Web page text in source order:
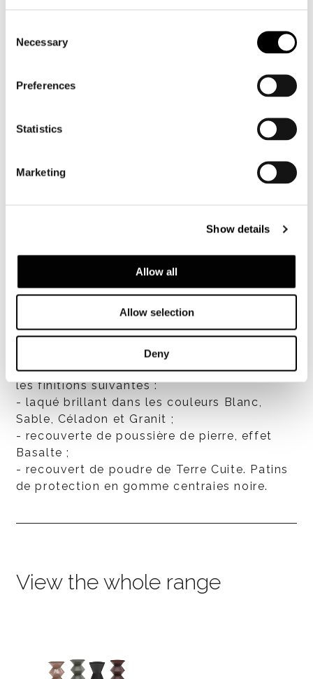
Selection
Necessary
Preferences
Statistics
Marketing
Show details
Allow all
Allow selection
Deny
Tables basses/pouf en polyuréthane
structurel (BAYDUR® 60), disponible dans
les finitions suivantes :
- laqué brillant dans les couleurs Blanc,
Sable, Céladon et Granit ;
- recouverte de poussière de pierre, effet
Basalte ;
- recouvert de poudre de Terre Cuite. Patins
de protection en gomme centraies noire.
View the whole range